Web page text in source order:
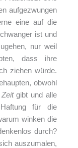
aufgezwungen
eine auf die
ist und
nur weil
dass ihre
ziehen würde.
obwohl
gibt und alle
für die
winken die
durch?
auszumalen,